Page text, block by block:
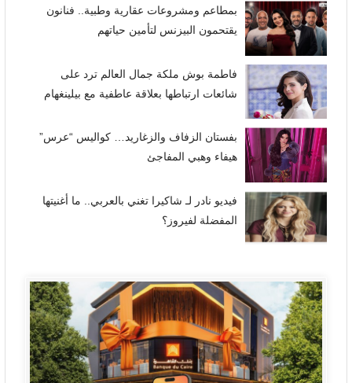
بمطاعم ومشروعات عقارية وطبية.. فنانون
يقتحمون البيزنس لتأمين حياتهم
فاطمة بوش ملكة جمال العالم ترد على
شائعات ارتباطها بعلاقة عاطفية مع بيلينغهام
بفستان الزفاف والزغاريد… كواليس “عرس”
هيفاء وهبي المفاجئ
فيديو نادر لـ شاكيرا تغني بالعربي.. ما أغنيتها
المفضلة لفيروز؟